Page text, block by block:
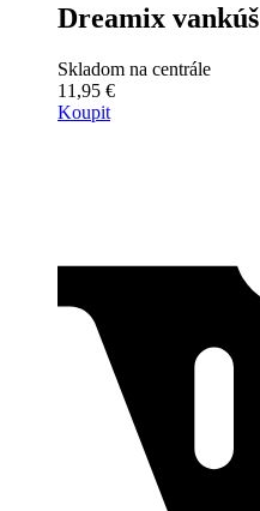
Dreamix vankúš
Skladom na centrále
11,95 €
Koupit